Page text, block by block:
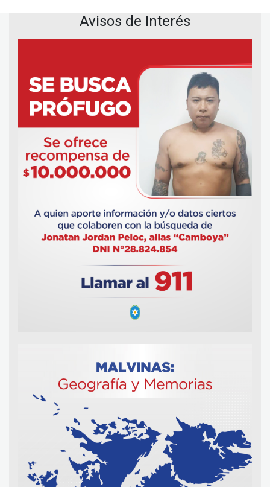
Avisos de Interés